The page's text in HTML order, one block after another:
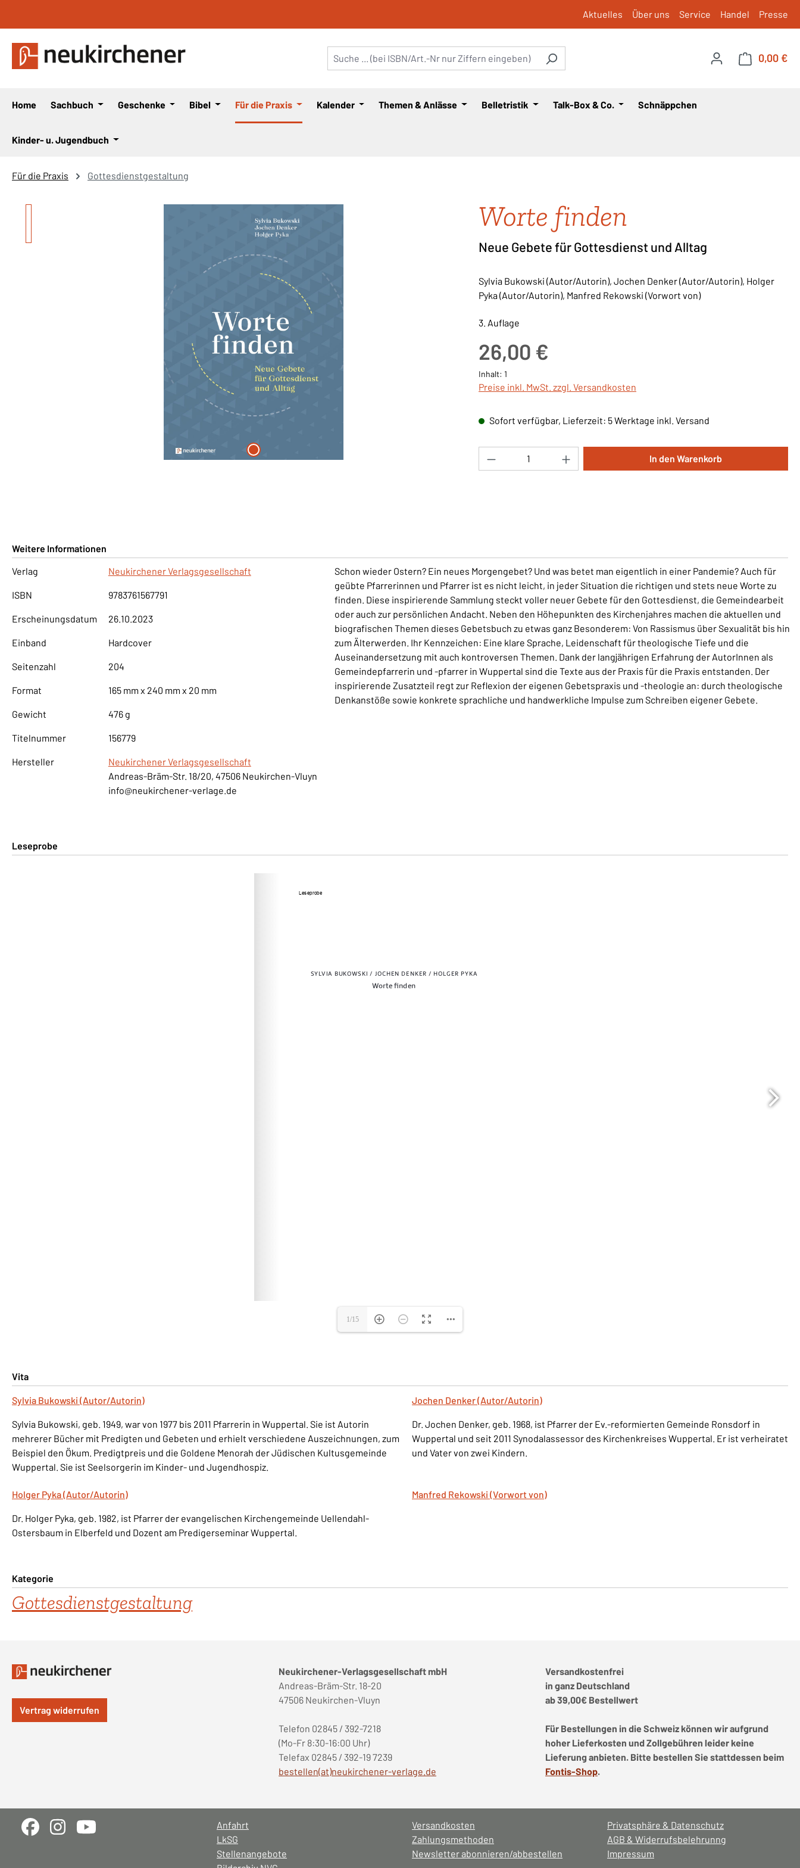
Aktuelles Über uns Service Handel Presse
0,00 €
Home Sachbuch Geschenke Bibel Für die Praxis Kalender Themen & Anlässe Belletristik Talk-Box & Co. Schnäppchen
Kinder- u. Jugendbuch
Für die Praxis Gottesdienstgestaltung
Worte finden
Neue Gebete für Gottesdienst und Alltag
Sylvia Bukowski (Autor/Autorin), Jochen Denker (Autor/Autorin), Holger
Pyka (Autor/Autorin), Manfred Rekowski (Vorwort von)
3. Auflage
26,00 €
Inhalt: 1
Preise inkl. MwSt. zzgl. Versandkosten
Sofort verfügbar, Lieferzeit: 5 Werktage inkl. Versand
Produkt Anzahl: Gib den gewünschten Wert ein
In den Warenkorb
Weitere Informationen
Verlag
Neukirchener Verlagsgesellschaft
ISBN 9783761567791
Erscheinungsdatum 26.10.2023
Einband Hardcover
Seitenzahl 204
Format 165 mm x 240 mm x 20 mm
Gewicht 476 g
Titelnummer 156779
Hersteller
Neukirchener Verlagsgesellschaft
Andreas-Bräm-Str. 18/20, 47506 Neukirchen-Vluyn
info@neukirchener-verlage.de
Schon wieder Ostern? Ein neues Morgengebet? Und was betet man eigentlich in einer Pandemie? Auch für
geübte Pfarrerinnen und Pfarrer ist es nicht leicht, in jeder Situation die richtigen und stets neue Worte zu
finden. Diese inspirierende Sammlung steckt voller neuer Gebete für den Gottesdienst, die Gemeindearbeit
oder auch zur persönlichen Andacht. Neben den Höhepunkten des Kirchenjahres machen die aktuellen und
biografischen Themen dieses Gebetsbuch zu etwas ganz Besonderem: Von Rassismus über Sexualität bis hin
zum Älterwerden. Ihr Kennzeichen: Eine klare Sprache, Leidenschaft für theologische Tiefe und die
Auseinandersetzung mit auch kontroversen Themen. Dank der langjährigen Erfahrung der AutorInnen als
Gemeindepfarrerin und -pfarrer in Wuppertal sind die Texte aus der Praxis für die Praxis entstanden. Der
inspirierende Zusatzteil regt zur Reflexion der eigenen Gebetspraxis und -theologie an: durch theologische
Denkanstöße sowie konkrete sprachliche und handwerkliche Impulse zum Schreiben eigener Gebete.
Leseprobe
Vita
Sylvia Bukowski (Autor/Autorin)
Sylvia Bukowski, geb. 1949, war von 1977 bis 2011 Pfarrerin in Wuppertal. Sie ist Autorin
mehrerer Bücher mit Predigten und Gebeten und erhielt verschiedene Auszeichnungen, zum
Beispiel den Ökum. Predigtpreis und die Goldene Menorah der Jüdischen Kultusgemeinde
Wuppertal. Sie ist Seelsorgerin im Kinder- und Jugendhospiz.
Jochen Denker (Autor/Autorin)
Dr. Jochen Denker, geb. 1968, ist Pfarrer der Ev.-reformierten Gemeinde Ronsdorf in
Wuppertal und seit 2011 Synodalassessor des Kirchenkreises Wuppertal. Er ist verheiratet
und Vater von zwei Kindern.
Holger Pyka (Autor/Autorin)
Dr. Holger Pyka, geb. 1982, ist Pfarrer der evangelischen Kirchengemeinde Uellendahl-
Ostersbaum in Elberfeld und Dozent am Predigerseminar Wuppertal.
Manfred Rekowski (Vorwort von)
Kategorie
Gottesdienstgestaltung
Vertrag widerrufen
Neukirchener-Verlagsgesellschaft mbH
Andreas-Bräm-Str. 18-20
47506 Neukirchen-Vluyn
Telefon 02845 / 392-7218
(Mo-Fr 8:30-16:00 Uhr)
Telefax 02845 / 392-19 7239
bestellen(at)neukirchener-verlage.de
Versandkostenfrei
in ganz Deutschland
ab 39,00€ Bestellwert
Für Bestellungen in die Schweiz können wir aufgrund
hoher Lieferkosten und Zollgebühren leider keine
Lieferung anbieten. Bitte bestellen Sie stattdessen beim
Fontis-Shop.
Anfahrt
LkSG
Stellenangebote
Versandkosten
Zahlungsmethoden
Newsletter abonnieren/abbestellen
Privatsphäre & Datenschutz
AGB & Widerrufsbelehrunng
Impressum